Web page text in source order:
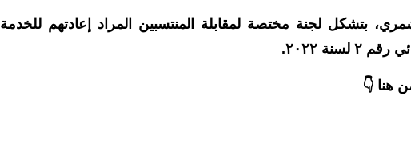
بتشكل لجنة مختصة لمقابلة المنتسبين المراد إعادتهم للخدمة
٢٠٢٢.
هنا 👇